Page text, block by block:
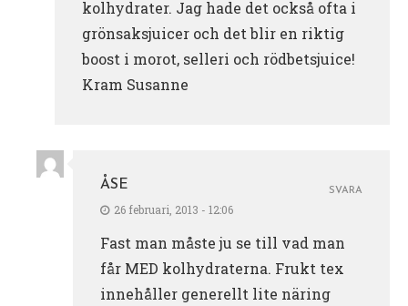
kolhydrater. Jag hade det också ofta i
grönsaksjuicer och det blir en riktig
boost i morot, selleri och rödbetsjuice!
Kram Susanne
ÅSE
26 februari, 2013 - 12:06
Fast man måste ju se till vad man
får MED kolhydraterna. Frukt tex
innehåller generellt lite näring
SVARA